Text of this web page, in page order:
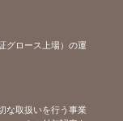
グロース上場）の運
な取扱いを行う事業